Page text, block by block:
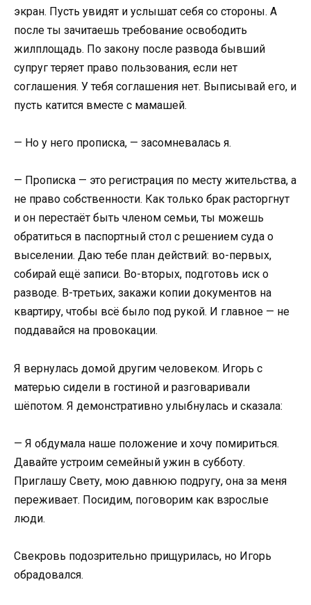
экран. Пусть увидят и услышат себя со стороны. А
после ты зачитаешь требование освободить
жилплощадь. По закону после развода бывший
супруг теряет право пользования, если нет
соглашения. У тебя соглашения нет. Выписывай его, и
пусть катится вместе с мамашей.
— Но у него прописка, — засомневалась я.
— Прописка — это регистрация по месту жительства, а
не право собственности. Как только брак расторгнут
и он перестаёт быть членом семьи, ты можешь
обратиться в паспортный стол с решением суда о
выселении. Даю тебе план действий: во-первых,
собирай ещё записи. Во-вторых, подготовь иск о
разводе. В-третьих, закажи копии документов на
квартиру, чтобы всё было под рукой. И главное — не
поддавайся на провокации.
Я вернулась домой другим человеком. Игорь с
матерью сидели в гостиной и разговаривали
шёпотом. Я демонстративно улыбнулась и сказала:
— Я обдумала наше положение и хочу помириться.
Давайте устроим семейный ужин в субботу.
Приглашу Свету, мою давнюю подругу, она за меня
переживает. Посидим, поговорим как взрослые
люди.
Свекровь подозрительно прищурилась, но Игорь
обрадовался.